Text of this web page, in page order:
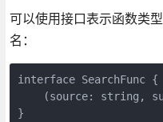
可以使用接口表示函数类
名：
interface SearchFunc {
(source: string,
}